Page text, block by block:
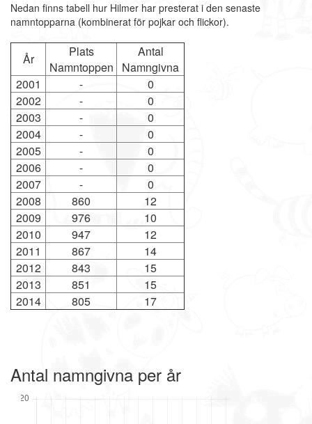
Nedan finns tabell hur Hilmer har presterat i den senaste
namntopparna (kombinerat för pojkar och flickor).
År
Plats
Namntoppen
Antal
Namngivna
2001
-
0
2002
-
0
2003
-
0
2004
-
0
2005
-
0
2006
-
0
2007
-
0
2008
860
12
2009
976
10
2010
947
12
2011
867
14
2012
843
15
2013
851
15
2014
805 17
Antal namngivna per år